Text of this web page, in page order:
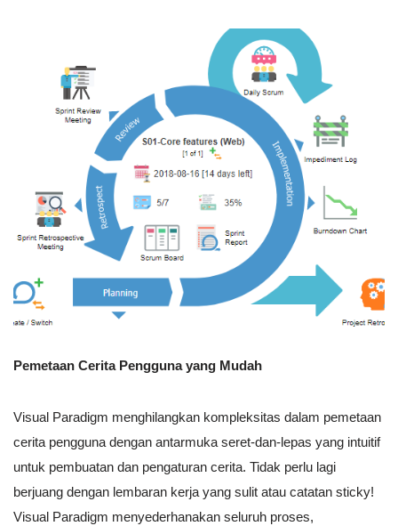
Pemetaan Cerita Pengguna yang Mudah
Visual Paradigm menghilangkan kompleksitas dalam pemetaan
cerita pengguna dengan antarmuka seret-dan-lepas yang intuitif
untuk pembuatan dan pengaturan cerita. Tidak perlu lagi
berjuang dengan lembaran kerja yang sulit atau catatan sticky!
Visual Paradigm menyederhanakan seluruh proses,